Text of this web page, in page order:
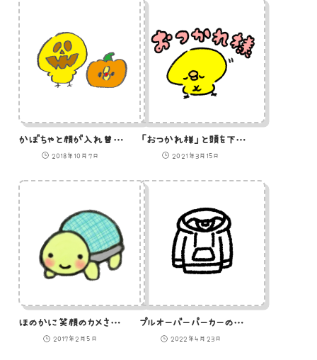
かぼちゃと顔が入れ替わったひよこのイラスト
2018年10月7日
「おつかれ様」と頭を下げるひよこのイラスト
2021年3月15日
ほのかに笑顔のカメさんのイラスト
2017年2月5日
プルオーバーパーカーのアイコン
2022年4月23日